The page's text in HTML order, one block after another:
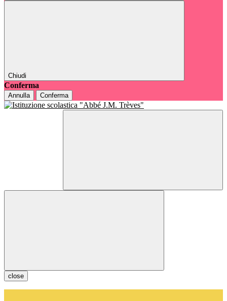
Chiudi
Conferma
Annulla Conferma
close